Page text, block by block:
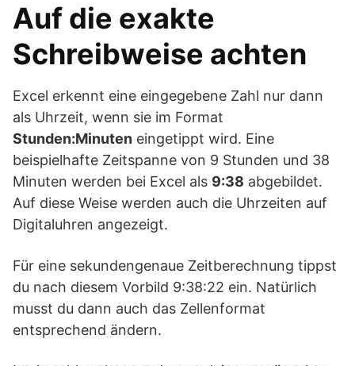
Auf die exakte
Schreibweise achten
Excel erkennt eine eingegebene Zahl nur dann
als Uhrzeit, wenn sie im Format
Stunden:Minuten eingetippt wird. Eine
beispielhafte Zeitspanne von 9 Stunden und 38
Minuten werden bei Excel als 9:38 abgebildet.
Auf diese Weise werden auch die Uhrzeiten auf
Digitaluhren angezeigt.
Für eine sekundengenaue Zeitberechnung tippst
du nach diesem Vorbild 9:38:22 ein. Natürlich
musst du dann auch das Zellenformat
entsprechend ändern.